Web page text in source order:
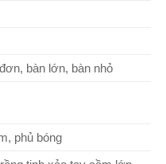
bàn lớn, bàn nhỏ
phủ bóng